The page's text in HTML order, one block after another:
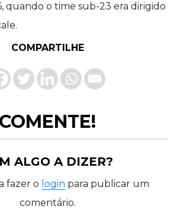
quando o time sub-23 era dirigido
COMPARTILHE
COMENTE!
ALGO A DIZER?
fazer o login para publicar um
comentário.